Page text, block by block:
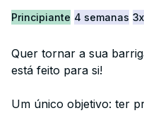
Principiante 4 semanas
Quer tornar a sua
está feito para si!
Um único objetivo: ter